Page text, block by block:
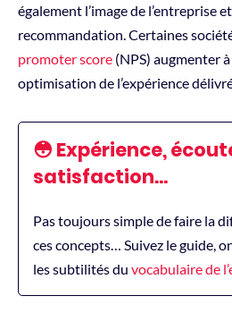
également l’image de l’entreprise
recommandation. Certaines
promoter score (NPS) augmenter
optimisation de l’expérience
😳 Expérience,
satisfaction…
Pas toujours simple de faire la
ces concepts… Suivez le guide,
les subtilités du vocabulaire de